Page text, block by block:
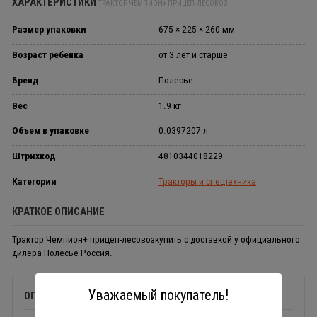
ТРАКТОР ЧЕМПИОН+ ПРИЦЕП-ЛЕСОВОЗ
Размер упаковки 675 × 225 × 260 мм
Возраст ребенка от 3 лет и старше
Бренд Полесье
Вес 1.9 кг
Объем в упаковке 0.0397207 л
Штрихкод 4810344018229
Категории Тракторы и спецтехника
КРАТКОЕ ОПИСАНИЕ
Трактор Чемпион+ прицеп-лесовозкупить с доставкой у официального
дилера Полесье Россия.
ОПИСАНИЕ Уважаемый покупатель!